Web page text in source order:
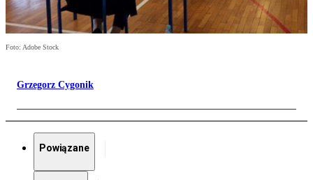
Foto: Adobe Stock
Grzegorz Cygonik
Powiązane